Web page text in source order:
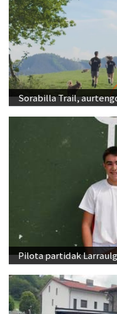
Sorabilla Trail,
Pilota partidak